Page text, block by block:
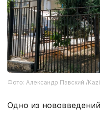
Фото: Александр Павский /
Одно из